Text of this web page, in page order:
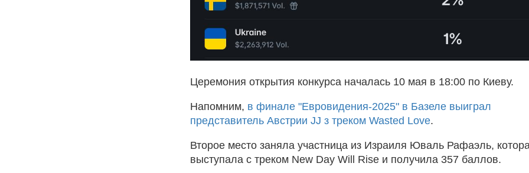
Церемония открытия конкурса началась 10 мая в 18:00 по Киеву.
Напомним, в финале "Евровидения-2025" в Базеле выиграл
представитель Австрии JJ з треком Wasted Love.
Второе место заняла участница из Израиля Юваль Рафаэль,
выступала с треком New Day Will Rise и получила 357 баллов.